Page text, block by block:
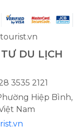
DU LỊCH
3535 2121
Hiệp Bình,
Nam